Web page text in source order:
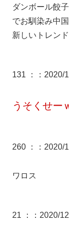
ダンボール餃
でお馴染み中
新しいトレン
131 ： ：
うそくせー
260 ： ：
ワロス
21 ： ：2020/